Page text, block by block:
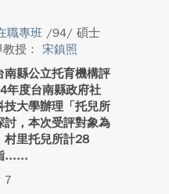
職專班 /94/ 碩士
授： 宋鎮照
南縣公立托育機構評
年度台南縣政府社
技大學辦理「托兒所
討，本次受評對象為
村里托兒所計28
...
7